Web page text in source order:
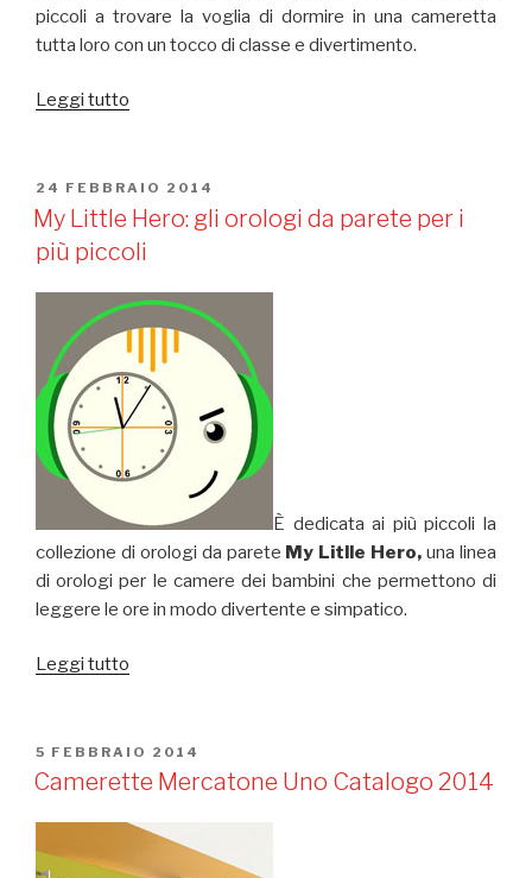
piccoli a trovare la voglia di dormire in una cameretta
tutta loro con un tocco di classe e divertimento.
Leggi tutto
ecco
come
farli
nella
loro
stanza”
PUBBLICATO
IL
24 FEBBRAIO 2014
My Little Hero: gli orologi da parete per i
più piccoli
È dedicata ai più piccoli la
collezione di orologi da parete My Litlle Hero, una linea
di orologi per le camere dei bambini che permettono di
leggere le ore in modo divertente e simpatico.
Leggi tutto
gli
orologi
parete
PUBBLICATO
IL
5 FEBBRAIO 2014
Camerette Mercatone Uno Catalogo 2014